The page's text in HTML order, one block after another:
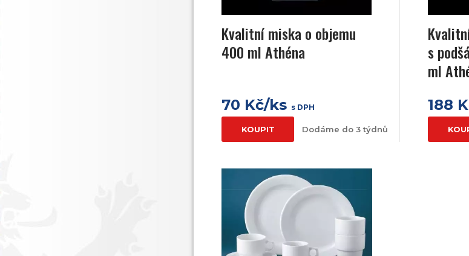
Kvalitní miska o objemu
400 ml Athéna
70 Kč/ks s DPH
KOUPIT Dodáme do 3 týdnů
s
ml
188